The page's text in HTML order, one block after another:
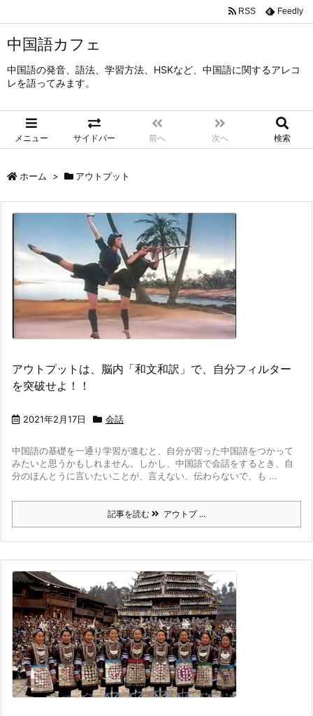
中国語カフェ
中国語の発音、語法、学習方法、HSKなど、中国語に関するアレコ
レを語ってみます。
メニュー サイドバー 前へ 次へ 検索
RSS Feedly
ホーム > アウトプット
アウトプットは、脳内「和文和訳」で、自分フィルター
を突破せよ！！
2021年2月17日 会話
中国語の基礎を一通り学習が進むと、自分が習った中国語をつかって
みたいと思うかもしれません。
しかし、中国語で会話をするとき、自
分のほんとうに言いたいことが、言えない、伝わらないで、も ...
記事を読む アウトプ ...